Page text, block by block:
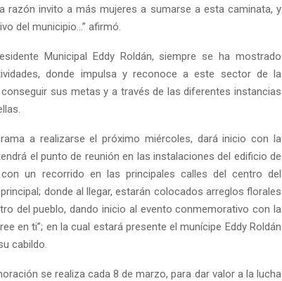
razón invito a más mujeres a sumarse a esta caminata, y
del municipio…” afirmó.
Municipal Eddy Roldán, siempre se ha mostrado
donde impulsa y reconoce a este sector de la
sus metas y a través de las diferentes instancias
a realizarse el próximo miércoles, dará inicio con la
el punto de reunión en las instalaciones del edificio de
un recorrido en las principales calles del centro del
donde al llegar, estarán colocados arreglos florales
del pueblo, dando inicio al evento conmemorativo con la
en ti”; en la cual estará presente el munícipe Eddy Roldán
cabildo.
se realiza cada 8 de marzo, para dar valor a la lucha